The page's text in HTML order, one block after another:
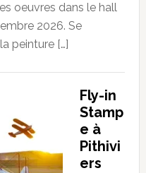
oeuvres dans le hall
2026. Se
peinture […]
Fly-in
Stamp
e à
Pithivi
ers